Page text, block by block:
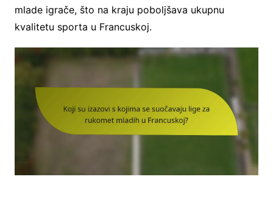
mlade igrače, što na kraju poboljšava ukupnu
kvalitetu sporta u Francuskoj.